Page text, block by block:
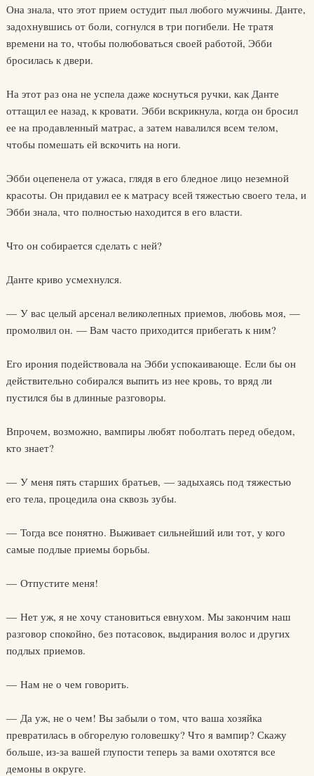
Она знала, что этот прием остудит пыл любого мужчины. Данте,
задохнувшись от боли, согнулся в три погибели. Не тратя
времени на то, чтобы полюбоваться своей работой, Эбби
бросилась к двери.
На этот раз она не успела даже коснуться ручки, как Данте
оттащил ее назад, к кровати. Эбби вскрикнула, когда он бросил
ее на продавленный матрас, а затем навалился всем телом,
чтобы помешать ей вскочить на ноги.
Эбби оцепенела от ужаса, глядя в его бледное лицо неземной
красоты. Он придавил ее к матрасу всей тяжестью своего тела, и
Эбби знала, что полностью находится в его власти.
Что он собирается сделать с ней?
Данте криво усмехнулся.
— У вас целый арсенал великолепных приемов, любовь моя, —
промолвил он. — Вам часто приходится прибегать к ним?
Его ирония подействовала на Эбби успокаивающе. Если бы он
действительно собирался выпить из нее кровь, то вряд ли
пустился бы в длинные разговоры.
Впрочем, возможно, вампиры любят поболтать перед обедом,
кто знает?
— У меня пять старших братьев, — задыхаясь под тяжестью
его тела, процедила она сквозь зубы.
— Тогда все понятно. Выживает сильнейший или тот, у кого
самые подлые приемы борьбы.
— Отпустите меня!
— Нет уж, я не хочу становиться евнухом. Мы закончим наш
разговор спокойно, без потасовок, выдирания волос и других
подлых приемов.
— Нам не о чем говорить.
— Да уж, не о чем! Вы забыли о том, что ваша хозяйка
превратилась в обгорелую головешку? Что я вампир? Скажу
больше, из-за вашей глупости теперь за вами охотятся все
демоны в округе.